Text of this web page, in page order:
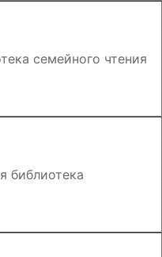
семейного чтения
библиотека